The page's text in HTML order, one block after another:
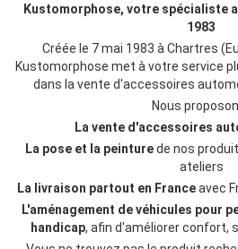
Kustomorphose, votre spécialiste
1983
Créée le 7 mai 1983 à Chartres
Kustomorphose met à votre service
dans la vente d'accessoires
Nous
La vente d'accessoires
La pose et la peinturede nos
ateliers
La livraison partout en Franceavec
L'aménagement de véhicules pour
handicap, afin d'améliorer confort,